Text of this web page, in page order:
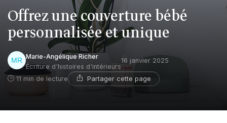
Offrez une couverture bébé
personnalisée et unique
Marie-Angélique Richer
Écriture d'histoires d'intérieurs
16 janvier 2025
11 min de lecture Partager cette page